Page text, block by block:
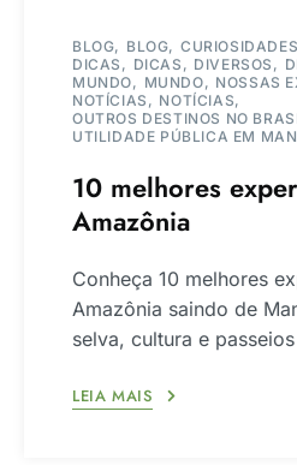
BLOG BLOG CURIOSIDADES
DICAS
DICAS DIVERSOS
MUNDO
MUNDO
NOSSAS
NOTÍCIAS
NOTÍCIAS
OUTROS DESTINOS NO
UTILIDADE PÚBLICA EM
10 melhores
Amazônia
Conheça 10 melhores
Amazônia saindo de
selva, cultura e
LEIA MAIS